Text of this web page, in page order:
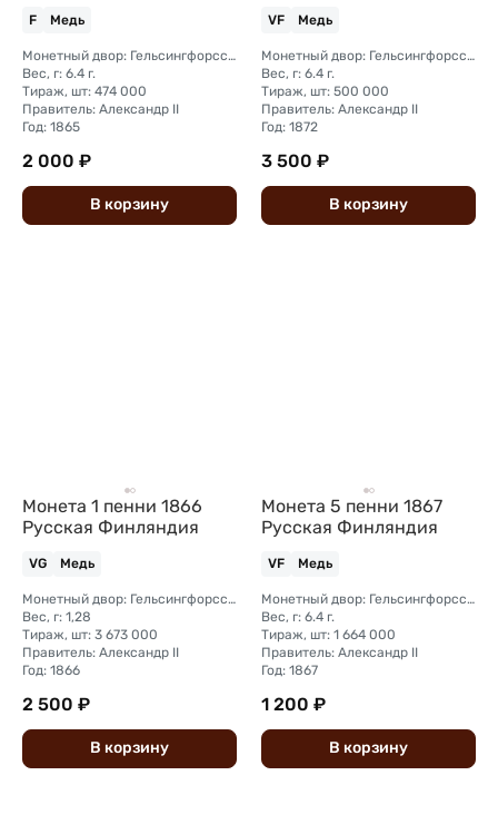
F Медь
Монетный двор: Гельсингфорсский монетный двор (Финляндия)
Вес, г: 6.4 г.
Тираж, шт: 474 000
Правитель: Александр II
Год: 1865
2 000 ₽
В корзину
VF Медь
Монетный двор: Гельсингфорсский монетный двор (Финляндия)
Вес, г: 6.4 г.
Тираж, шт: 500 000
Правитель: Александр II
Год: 1872
3 500 ₽
В корзину
Монета 1 пенни 1866
Русская Финляндия
VG Медь
Монетный двор: Гельсингфорсский монетный двор (Финляндия)
Вес, г: 1,28
Тираж, шт: 3 673 000
Правитель: Александр II
Год: 1866
2 500 ₽
В корзину
Монета 5 пенни 1867
Русская Финляндия
VF Медь
Монетный двор: Гельсингфорсский монетный двор (Финляндия)
Вес, г: 6.4 г.
Тираж, шт: 1 664 000
Правитель: Александр II
Год: 1867
1 200 ₽
В корзину